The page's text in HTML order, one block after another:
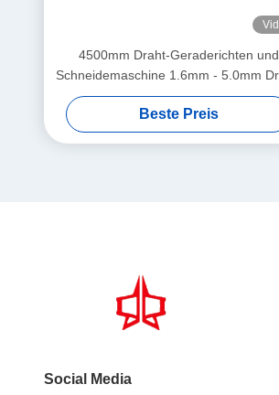
4500mm Draht-Geraderichten und
Schneidemaschine 1.6mm - 5.0mm
Durchmesser
Beste Preis
Social Media